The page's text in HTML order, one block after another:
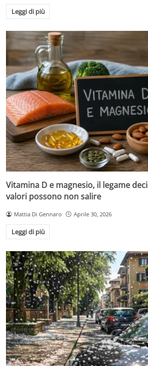
Leggi di più
Vitamina D e magnesio, il legame
valori possono non salire
Mattia Di Gennaro Aprile 30, 2026
Leggi di più